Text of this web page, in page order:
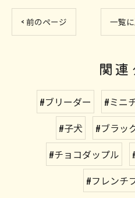
< 前のページ 一覧
関連
#ブリーダー
#ミニ
#子犬
#ブラッ
#チョコダップル
#フレンチ